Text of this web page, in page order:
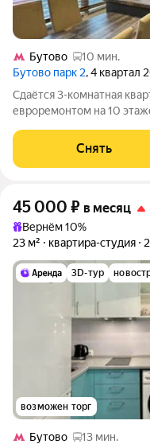
Бутово
10 мин.
Бутово парк 2, 4 квартал
Сдаётся 3-комнатная
евроремонтом на 10
Стиральная машина Холодильник Посудомоечная машина
Микроволновка
Снять
45 000 ₽ в месяц
Вернём 10%
23 м²
квартира-студия
3D-тур
возможен торг
Бутово
13 мин.